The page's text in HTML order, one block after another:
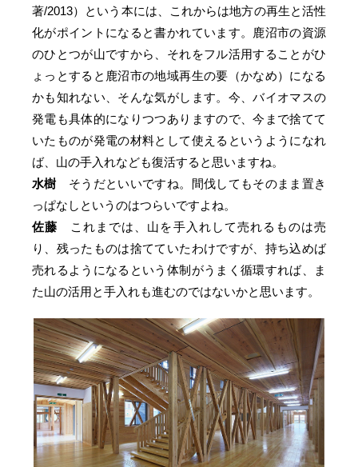
著/2013）という本には、これからは地方の再生と活性
化がポイントになると書かれています。鹿沼市の資源
のひとつが山ですから、それをフル活用することがひ
ょっとすると鹿沼市の地域再生の要（かなめ）になる
かも知れない、そんな気がします。今、バイオマスの
発電も具体的になりつつありますので、今まで捨てて
いたものが発電の材料として使えるというようになれ
ば、山の手入れなども復活すると思いますね。
水樹そうだといいですね。間伐してもそのまま置き
っぱなしというのはつらいですよね。
佐藤 これまでは、山を手入れして売れるものは売
り、残ったものは捨てていたわけですが、持ち込めば
売れるようになるという体制がうまく循環すれば、ま
た山の活用と手入れも進むのではないかと思います。